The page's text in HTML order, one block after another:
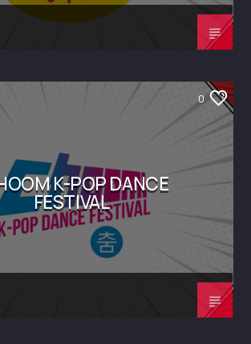
0
K-POP DANCE
FESTIVAL